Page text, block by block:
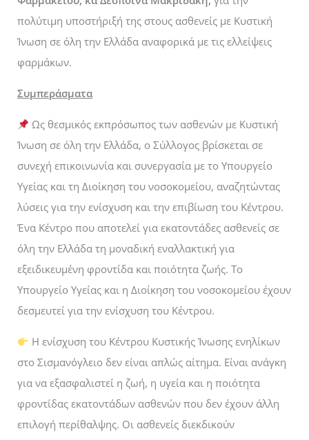
πολύτιμη υποστήριξή της στους ασθενείς με Κυστική
Ίνωση σε όλη την Ελλάδα αναφορικά με τις ελλείψεις
φαρμάκων.
Συμπεράσματα
Ως θεσμικός εκπρόσωπος των ασθενών με Κυστική
Ίνωση σε όλη την Ελλάδα, ο Σύλλογος βρίσκεται σε
συνεχή επικοινωνία και συνεργασία με το Υπουργείο
Υγείας και τη Διοίκηση του νοσοκομείου, αναζητώντας
λύσεις για την ενίσχυση και την επιβίωση του Κέντρου.
Ένα Κέντρο που αποτελεί για εκατοντάδες ασθενείς σε
όλη την Ελλάδα τη μοναδική εναλλακτική για
εξειδικευμένη φροντίδα και ποιότητα ζωής. Το
Υπουργείο Υγείας και η Διοίκηση του νοσοκομείου έχουν
δεσμευτεί για την ενίσχυση του Κέντρου.
Η ενίσχυση του Κέντρου Κυστικής Ίνωσης ενηλίκων
στο Σισμανόγλειο δεν είναι απλώς αίτημα. Είναι ανάγκη
για να εξασφαλιστεί η ζωή, η υγεία και η ποιότητα
φροντίδας εκατοντάδων ασθενών που δεν έχουν άλλη
επιλογή περίθαλψης. Οι ασθενείς διεκδικούν